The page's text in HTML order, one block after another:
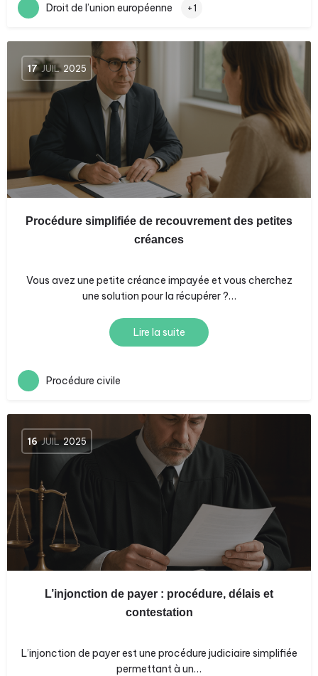
Droit de l’union européenne +1
17 JUIL 2025
Procédure simplifiée de recouvrement des petites
créances
Vous avez une petite créance impayée et vous cherchez
une solution pour la récupérer ?…
Lire la suite
Procédure civile
16 JUIL 2025
L’injonction de payer : procédure, délais et
contestation
L’injonction de payer est une procédure judiciaire simplifiée
permettant à un…